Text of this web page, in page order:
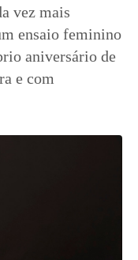
vez mais
ensaio feminino
aniversário de
e com